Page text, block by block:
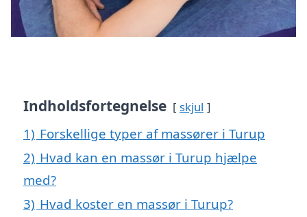
Indholdsfortegnelse skjul
1) Forskellige typer af massører i Turup
2) Hvad kan en massør i Turup hjælpe
med?
3) Hvad koster en massør i Turup?